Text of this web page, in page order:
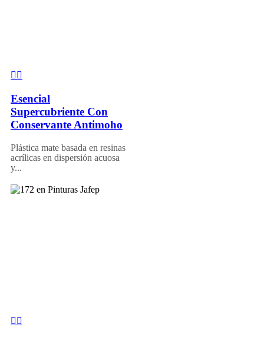
Esencial
Supercubriente Con
Conservante Antimoho
Plástica mate basada en resinas
acrílicas en dispersión acuosa
y...